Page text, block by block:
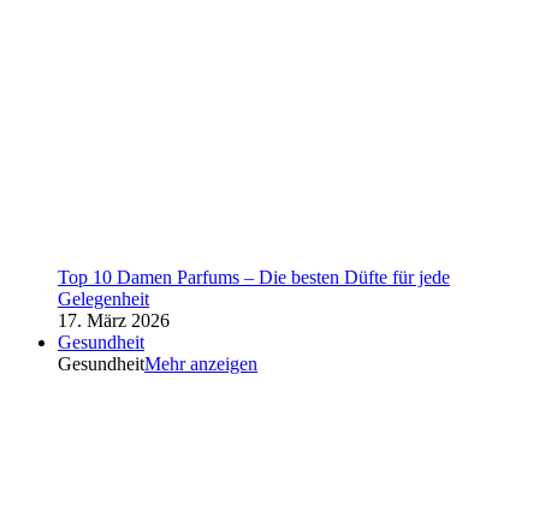
Top 10 Damen Parfums – Die besten Düfte für jede
Gelegenheit
17. März 2026
Gesundheit
GesundheitMehr anzeigen